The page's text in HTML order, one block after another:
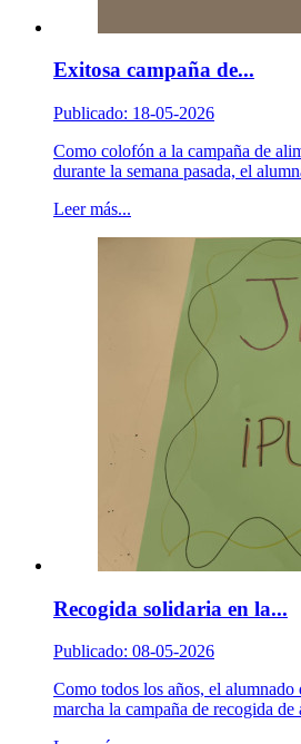
Exitosa campaña de...
Publicado: 18-05-2026
Como colofón a la campaña de
durante la semana pasada, el
Leer más...
Recogida solidaria en la...
Publicado: 08-05-2026
Como todos los años, el
marcha la campaña de recogida de